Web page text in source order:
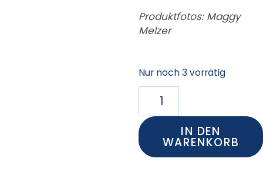
Produktfotos: Maggy
Melzer
Nur noch 3 vorrätig
IN DEN
WARENKORB